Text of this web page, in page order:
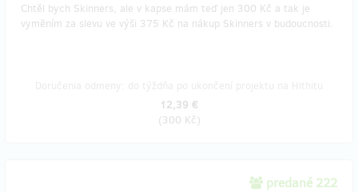
Chtěl bych Skinners, ale v kapse mám teď jen 300 Kč a tak je
vyměním za slevu ve výši 375 Kč na nákup Skinners v budoucnosti.
12,39 €
(300 Kč)
predané 222